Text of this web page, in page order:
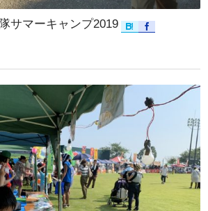
サマーキャンプ2019